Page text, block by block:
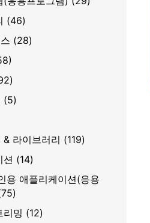
(46)
(28)
(5)
& 라이브러리 (119)
션 (14)
용 애플리케이션(응용
리밍 (12)